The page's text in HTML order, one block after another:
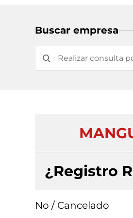
Buscar empresa
¿Registro
No / Cancelado